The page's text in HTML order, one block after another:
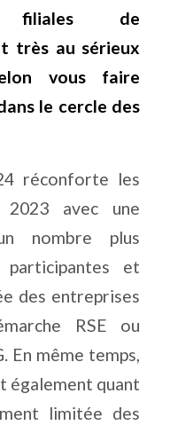
filiales de
très au sérieux
vous faire
le cercle des
réconforte les
2023 avec une
nombre plus
participantes et
des entreprises
RSE ou
En même temps,
également quant
limitée des